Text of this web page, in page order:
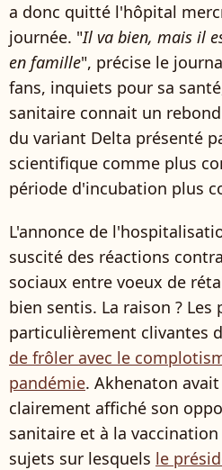
a donc quitté l'hôpital
journée. "Il va bien, mais il
en famille", précise le
fans, inquiets pour sa
sanitaire connait un
du variant Delta présenté
scientifique comme plus
période d'incubation plus
L'annonce de
suscité des réactions
sociaux entre voeux de
bien sentis. La raison ?
particulièrement clivantes
de frôler avec le
pandémie. Akhenaton
clairement affiché son
sanitaire et à la
sujets sur lesquels le